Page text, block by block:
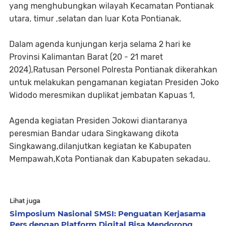
yang menghubungkan wilayah Kecamatan Pontianak
utara, timur ,selatan dan luar Kota Pontianak.
Dalam agenda kunjungan kerja selama 2 hari ke
Provinsi Kalimantan Barat (20 - 21 maret
2024),Ratusan Personel Polresta Pontianak dikerahkan
untuk melakukan pengamanan kegiatan Presiden Joko
Widodo meresmikan duplikat jembatan Kapuas 1,
Agenda kegiatan Presiden Jokowi diantaranya
peresmian Bandar udara Singkawang dikota
Singkawang,dilanjutkan kegiatan ke Kabupaten
Mempawah,Kota Pontianak dan Kabupaten sekadau.
Lihat juga
Simposium Nasional SMSI: Penguatan Kerjasama
Pers dengan Platform Digital Bisa Mendorong